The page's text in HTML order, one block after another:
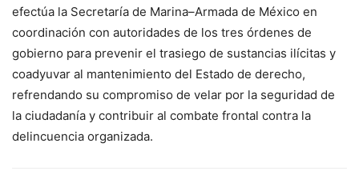
efectúa la Secretaría de Marina–Armada de México en
coordinación con autoridades de los tres órdenes de
gobierno para prevenir el trasiego de sustancias ilícitas y
coadyuvar al mantenimiento del Estado de derecho,
refrendando su compromiso de velar por la seguridad de
la ciudadanía y contribuir al combate frontal contra la
delincuencia organizada.